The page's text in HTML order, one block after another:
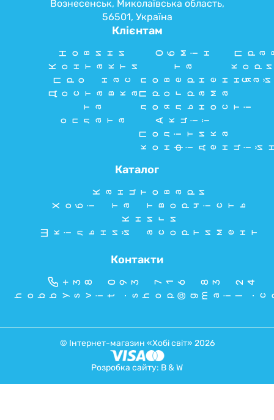
Вознесенськ, Миколаївська область,
56501, Україна
Клієнтам
Новини
Контакти
Про нас
Доставка
та
оплата
Обмін
та
повернення
Програма
лояльності
Акції
Політика
Каталог
Канцтовари
Хобі та творчість
Книги
Шкільний асортимент
Контакти
+38 093 716 83 24
© Інтернет-магазин «Хобі світ» 2026
Розробка сайту: B & W